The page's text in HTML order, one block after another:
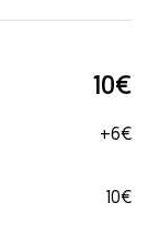
10€
+6€
10€